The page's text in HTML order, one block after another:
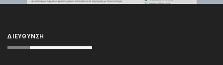
ΔΙΕΎΘΥΝΣΗ